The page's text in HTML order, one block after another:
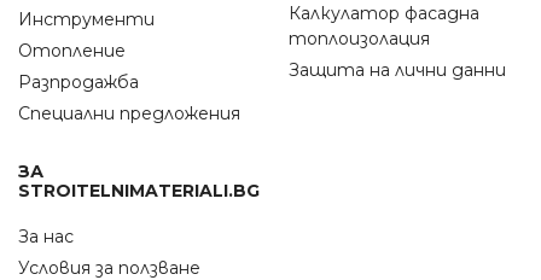
Инструменти
Отопление
Разпродажба
Специални предложения
Калкулатор фасадна
топлоизолация
Защита на лични данни
ЗА
STROITELNIMATERIALI.BG
За нас
Условия за ползване